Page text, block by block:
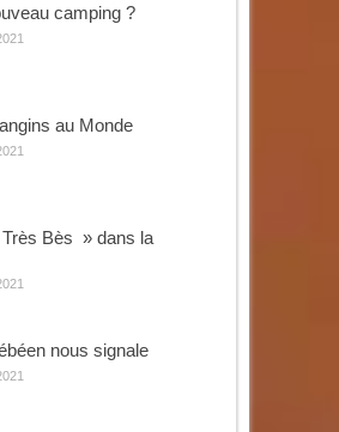
camping ?
au Monde
Très Bès » dans la
nous signale